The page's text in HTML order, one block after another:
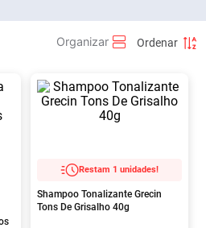
Restam 1 unidades!
Shampoo Tonalizante Grecin
Tons De Grisalho 40g